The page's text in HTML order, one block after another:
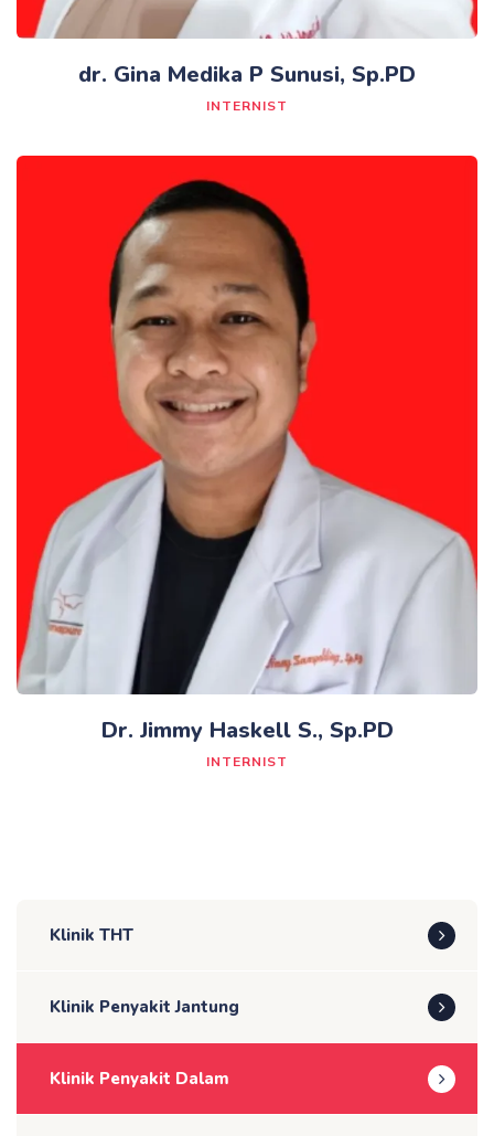
dr. Gina Medika P Sunusi, Sp.PD
INTERNIST
Dr. Jimmy Haskell S., Sp.PD
INTERNIST
Klinik THT
Klinik Penyakit Jantung
Klinik Penyakit Dalam